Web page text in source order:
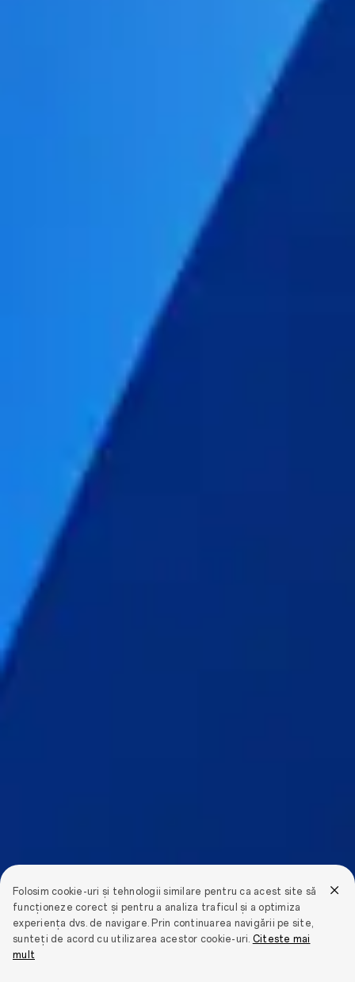
Folosim cookie-uri și tehnologii similare pentru ca acest site să
funcționeze corect și pentru a analiza traficul și a optimiza
experiența dvs. de navigare. Prin continuarea navigării pe site,
sunteți de acord cu utilizarea acestor cookie-uri. Citeste mai
mult